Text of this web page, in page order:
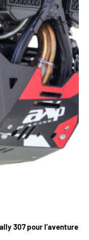
307 pour l’aventure